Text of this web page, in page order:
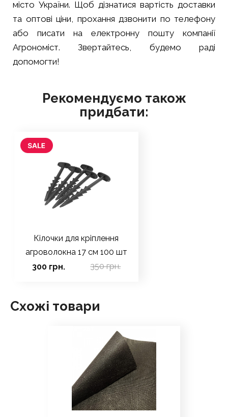
місто України. Щоб дізнатися вартість доставки
та оптові ціни, прохання дзвонити по телефону
або писати на електронну пошту компанії
Агрономіст. Звертайтесь, будемо раді
допомогти!
Рекомендуємо також
придбати:
Кілочки для кріплення
агроволокна 17 см 100 шт
300 грн.
350 грн.
Схожі товари